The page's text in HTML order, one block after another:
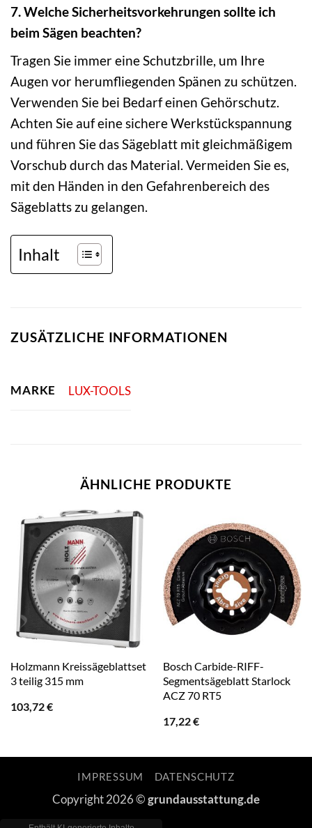
7. Welche Sicherheitsvorkehrungen sollte ich
beim Sägen beachten?
Tragen Sie immer eine Schutzbrille, um Ihre
Augen vor herumfliegenden Spänen zu schützen.
Verwenden Sie bei Bedarf einen Gehörschutz.
Achten Sie auf eine sichere Werkstückspannung
und führen Sie das Sägeblatt mit gleichmäßigem
Vorschub durch das Material. Vermeiden Sie es,
mit den Händen in den Gefahrenbereich des
Sägeblatts zu gelangen.
Inhalt
ZUSÄTZLICHE INFORMATIONEN
MARKE LUX-TOOLS
ÄHNLICHE PRODUKTE
Holzmann Kreissägeblattset
3 teilig 315 mm
103,72€
Bosch Carbide-RIFF-
Segmentsägeblatt Starlock
ACZ 70 RT5
17,22€
IMPRESSUM DATENSCHUTZ
Copyright 2026 ©grundausstattung.de